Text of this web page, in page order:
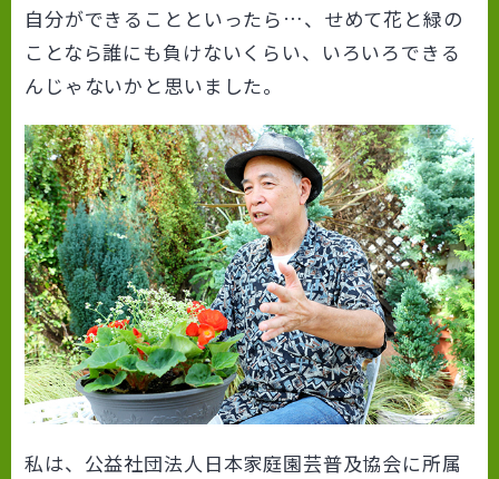
自分ができることといったら…、せめて花と緑の
ことなら誰にも負けないくらい、いろいろできる
んじゃないかと思いました。
私は、公益社団法人日本家庭園芸普及協会に所属